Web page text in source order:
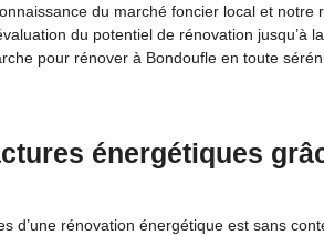
du marché foncier local et
du potentiel de rénovation
pour rénover à Bondoufle en toute
énergétiques
d’une rénovation énergétique est sans